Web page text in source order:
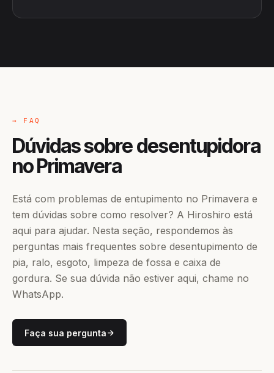
→ FAQ
Dúvidas sobre desentupidora
no Primavera
Está com problemas de entupimento no Primavera e
tem dúvidas sobre como resolver? A Hiroshiro está
aqui para ajudar. Nesta seção, respondemos às
perguntas mais frequentes sobre desentupimento de
pia, ralo, esgoto, limpeza de fossa e caixa de
gordura. Se sua dúvida não estiver aqui, chame no
WhatsApp.
Faça sua pergunta